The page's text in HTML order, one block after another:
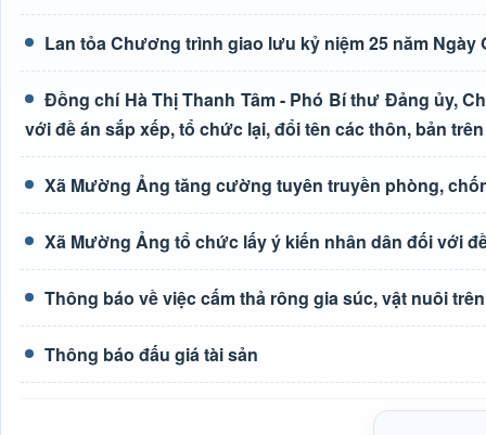
Lan tỏa Chương trình giao lưu kỷ niệm 25 năm Ngày
Đồng chí Hà Thị Thanh Tâm - Phó Bí thư Đảng ủy,
với đề án sắp xếp, tổ chức lại, đổi tên các thôn, bản
Xã Mường Ảng tăng cường tuyên truyền phòng,
Xã Mường Ảng tổ chức lấy ý kiến nhân dân đối với
Thông báo về việc cấm thả rông gia súc, vật nuôi
Thông báo đấu giá tài sản